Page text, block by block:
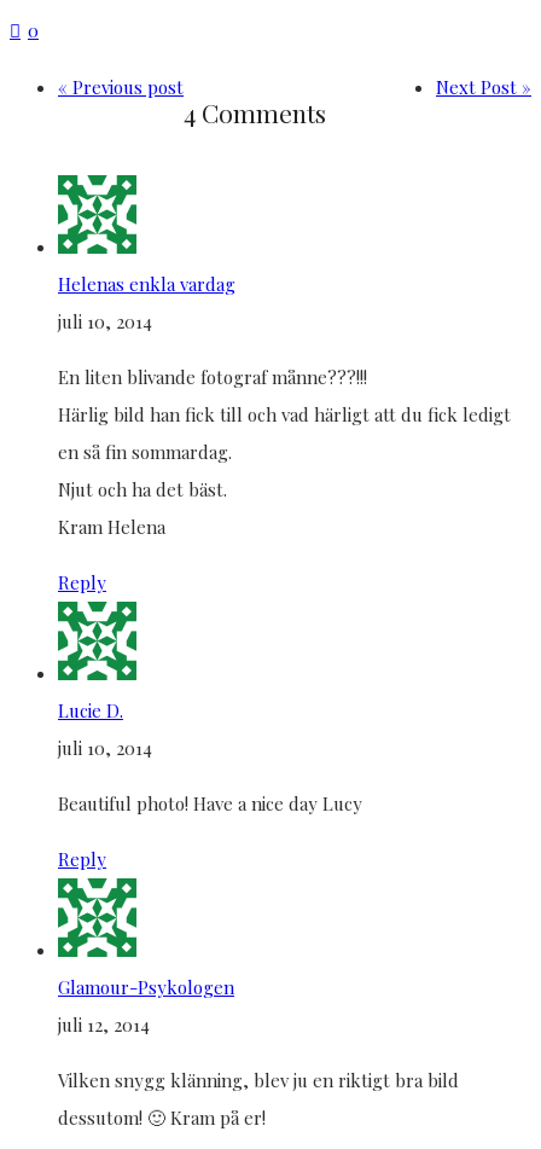
0
« Previous post Next Post »
4 Comments
Helenas enkla vardag
juli 10, 2014
En liten blivande fotograf månne???!!!
Härlig bild han fick till och vad härligt att du fick ledigt
en så fin sommardag.
Njut och ha det bäst.
Kram Helena
Reply
Lucie D.
juli 10, 2014
Beautiful photo! Have a nice day Lucy
Reply
Glamour-Psykologen
juli 12, 2014
Vilken snygg klänning, blev ju en riktigt bra bild
dessutom! 🙂 Kram på er!